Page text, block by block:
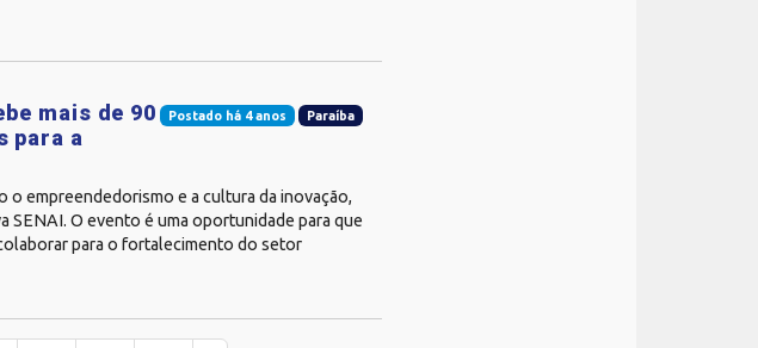
Postado há 4 anos Paraíba
mais de 90
para a
empreendedorismo e a cultura da inovação,
SENAI. O evento é uma oportunidade para que
para o fortalecimento do setor